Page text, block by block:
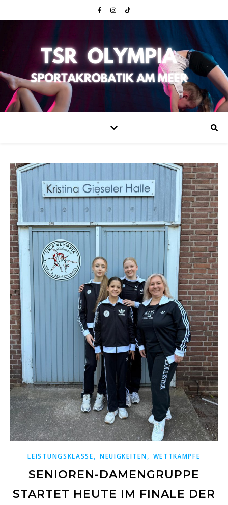
LEISTUNGSKLASSE, NEUIGKEITEN, WETTKÄMPFE
SENIOREN-DAMENGRUPPE
STARTET HEUTE IM FINALE DER